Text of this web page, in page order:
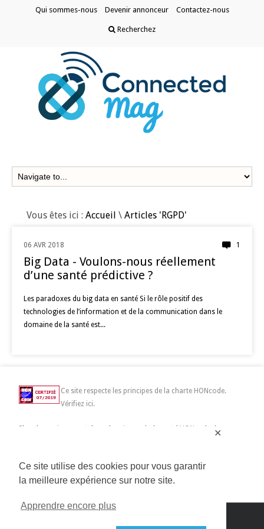
Ce site utilise des cookies pour vous garantir
la meilleure expérience sur notre site.
Apprendre encore plus
✕
Qui sommes-nous Devenir annonceur Contactez-nous
Recherchez
Vous êtes ici : Accueil \ Articles 'RGPD'
DATA
06 AVR 2018 1
Big Data - Voulons­-nous réellement
d’une santé prédictive ?
Les paradoxes du big data en santé Si le rôle positif des
technologies de l’information et de la communication dans le
domaine de la santé est...
Ce site respecte les principes de la charte HONcode.
Vérifiez ici.
Chercher uniquement dans des sites web de santé HONcode de